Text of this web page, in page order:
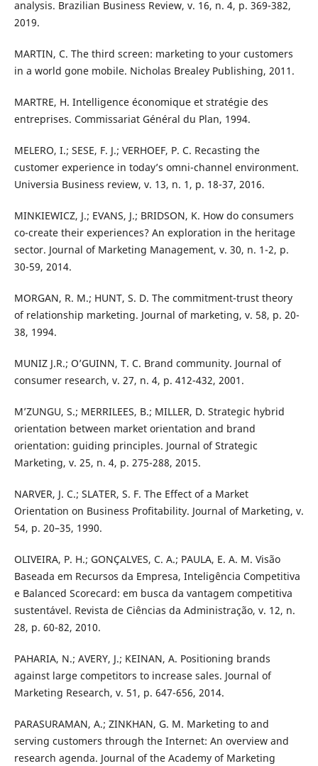
analysis. Brazilian Business Review, v. 16, n. 4, p. 369-382,
2019.
MARTIN, C. The third screen: marketing to your customers
in a world gone mobile. Nicholas Brealey Publishing, 2011.
MARTRE, H. Intelligence économique et stratégie des
entreprises. Commissariat Général du Plan, 1994.
MELERO, I.; SESE, F. J.; VERHOEF, P. C. Recasting the
customer experience in today’s omni-channel environment.
Universia Business review, v. 13, n. 1, p. 18-37, 2016.
MINKIEWICZ, J.; EVANS, J.; BRIDSON, K. How do consumers
co-create their experiences? An exploration in the heritage
sector. Journal of Marketing Management, v. 30, n. 1-2, p.
30-59, 2014.
MORGAN, R. M.; HUNT, S. D. The commitment-trust theory
of relationship marketing. Journal of marketing, v. 58, p. 20-
38, 1994.
MUNIZ J.R.; O’GUINN, T. C. Brand community. Journal of
consumer research, v. 27, n. 4, p. 412-432, 2001.
M’ZUNGU, S.; MERRILEES, B.; MILLER, D. Strategic hybrid
orientation between market orientation and brand
orientation: guiding principles. Journal of Strategic
Marketing, v. 25, n. 4, p. 275-288, 2015.
NARVER, J. C.; SLATER, S. F. The Effect of a Market
Orientation on Business Profitability. Journal of Marketing, v.
54, p. 20–35, 1990.
OLIVEIRA, P. H.; GONÇALVES, C. A.; PAULA, E. A. M. Visão
Baseada em Recursos da Empresa, Inteligência Competitiva
e Balanced Scorecard: em busca da vantagem competitiva
sustentável. Revista de Ciências da Administração, v. 12, n.
28, p. 60-82, 2010.
PAHARIA, N.; AVERY, J.; KEINAN, A. Positioning brands
against large competitors to increase sales. Journal of
Marketing Research, v. 51, p. 647-656, 2014.
PARASURAMAN, A.; ZINKHAN, G. M. Marketing to and
serving customers through the Internet: An overview and
research agenda. Journal of the Academy of Marketing